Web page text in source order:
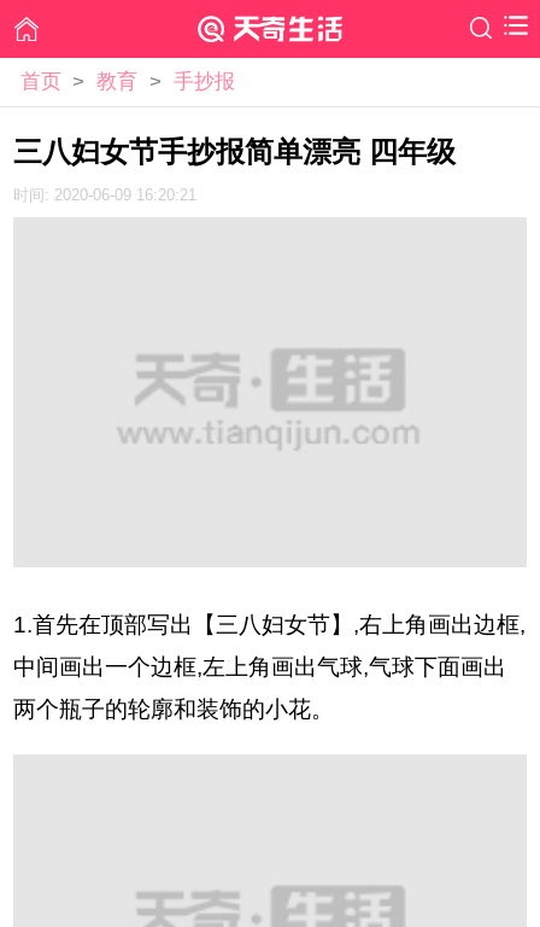
首页 > 教育 > 手抄报
三八妇女节手抄报简单漂亮 四年级
时间: 2020-06-09 16:20:21
1.首先在顶部写出【三八妇女节】,右上角画出边框,
中间画出一个边框,左上角画出气球,气球下面画出
两个瓶子的轮廓和装饰的小花。